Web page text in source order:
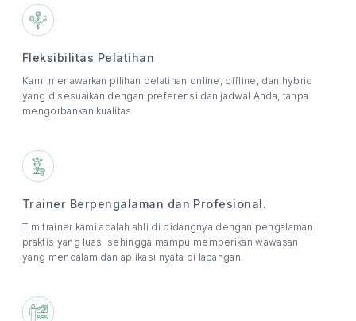
Fleksibilitas Pelatihan
Kami menawarkan pilihan pelatihan online, offline, dan hybrid
yang disesuaikan dengan preferensi dan jadwal Anda, tanpa
mengorbankan kualitas.
Trainer Berpengalaman dan Profesional.
Tim trainer kami adalah ahli di bidangnya dengan pengalaman
praktis yang luas, sehingga mampu memberikan wawasan
yang mendalam dan aplikasi nyata di lapangan.